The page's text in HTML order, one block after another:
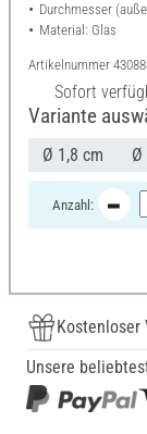
Durchmesser
Material: Glas
Artikelnummer
Sofort
Variante
Ø 1,8 cm Ø
Anzahl:
Kostenloser
Unsere